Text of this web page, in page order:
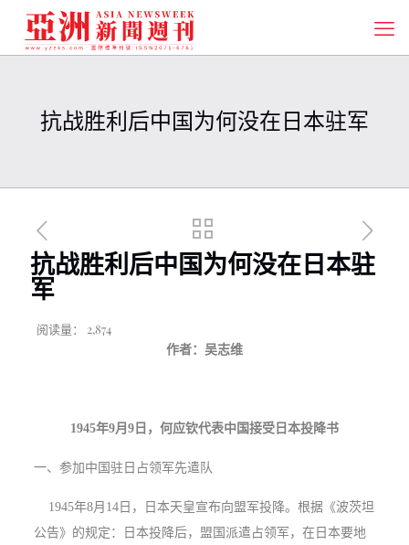
抗战胜利后中国为何没在日本驻军
抗战胜利后中国为何没在日本驻
军
阅读量： 2,874
作者：吴志维
1945年9月9日，何应钦代表中国接受日本投降书
一、参加中国驻日占领军先遣队
1945年8月14日，日本天皇宣布向盟军投降。根据《波茨坦
公告》的规定：日本投降后，盟国派遣占领军，在日本要地